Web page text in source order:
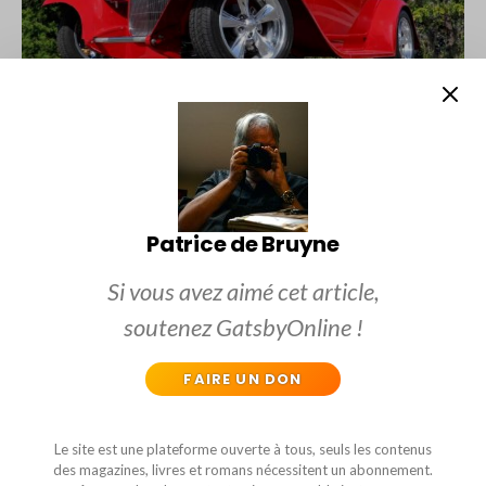
1932 FORD DEARBORN DEUCE ROADSTER
Le site-web satirique le plus sulfureux, déjanté, caustique,
francophonie mondiale !
Patrice de Bruyne
Si vous avez aimé cet article,
soutenez GatsbyOnline !
FAIRE UN DON
Le site est une plateforme ouverte à tous, seuls les contenus
des magazines, livres et romans nécessitent un abonnement.